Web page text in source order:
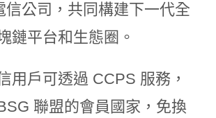
信公司，共同構建下一代全
鏈平台和生態圈。
用戶可透過 CCPS 服務，
聯盟的會員國家，免換